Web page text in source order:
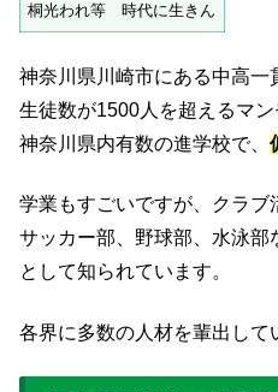
桐光われ等 時代に生きん
神奈川県川崎市にある中高一
生徒数が1500人を超えるマン
神奈川県内有数の進学校で、
学業もすごいですが、クラブ
サッカー部、野球部、水泳部
として知られています。
各界に多数の人材を輩出して